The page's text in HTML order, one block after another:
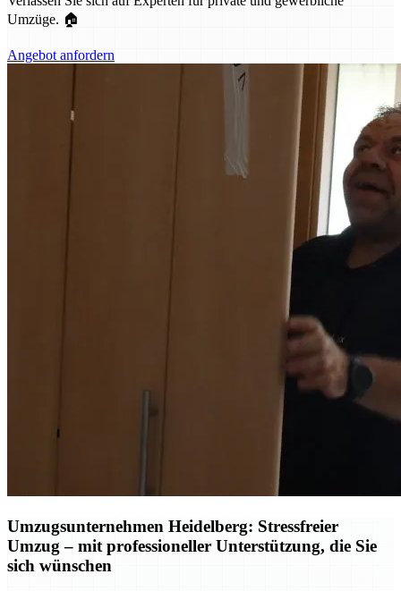
Umzüge. 🏠
Angebot anfordern
Umzugsunternehmen Heidelberg: Stressfreier
Umzug – mit professioneller Unterstützung, die Sie
sich wünschen